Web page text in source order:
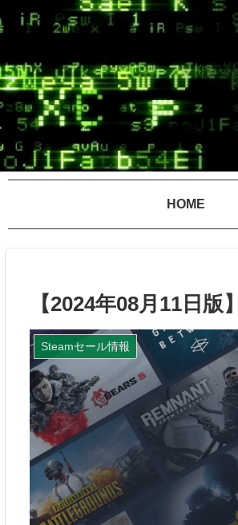
HOME
【2024年08月11日
Steamセール情報